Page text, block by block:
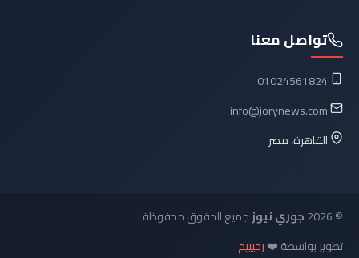
تواصل معنا
01024561824
info@jorynews.com
القاهرة، مصر
© 2026 جوري نيوزجميع الحقوق محفوظة
تطوير بواسطة ❤️رحيييم